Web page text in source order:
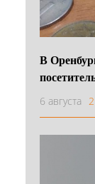
В
6 августа